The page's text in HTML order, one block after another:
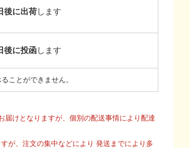
後に出荷します
後に投函します
ことができません。
けとなりますが、個別の配送事情により配達
が、注文の集中などにより 発送までにより多